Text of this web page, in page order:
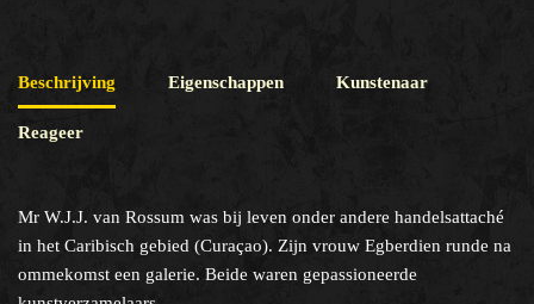
Beschrijving Eigenschappen Kunstenaar
Reageer
Mr W.J.J. van Rossum was bij leven onder andere handelsattaché
in het Caribisch gebied (Curaçao). Zijn vrouw Egberdien runde na
ommekomst een galerie. Beide waren gepassioneerde